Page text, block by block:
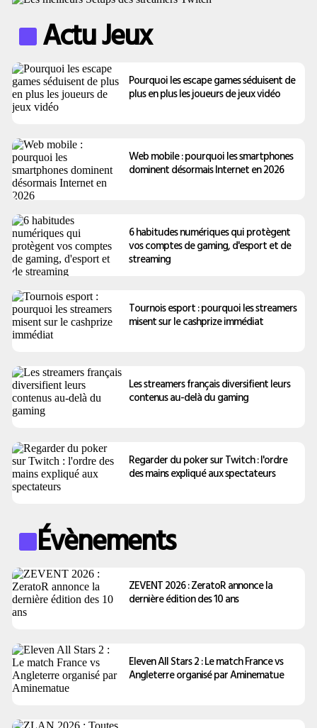
Actu Jeux
Pourquoi les escape games séduisent de
plus en plus les joueurs de jeux vidéo
Web mobile : pourquoi les smartphones
dominent désormais Internet en 2026
6 habitudes numériques qui protègent
vos comptes de gaming, d'esport et de
streaming
Tournois esport : pourquoi les streamers
misent sur le cashprize immédiat
Les streamers français diversifient leurs
contenus au-delà du gaming
Regarder du poker sur Twitch : l'ordre
des mains expliqué aux spectateurs
Évènements
ZEVENT 2026 : ZeratoR annonce la
dernière édition des 10 ans
Eleven All Stars 2 : Le match France vs
Angleterre organisé par Aminematue